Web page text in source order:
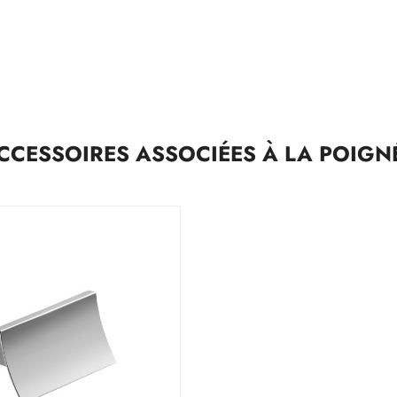
ASSOCIÉES À LA